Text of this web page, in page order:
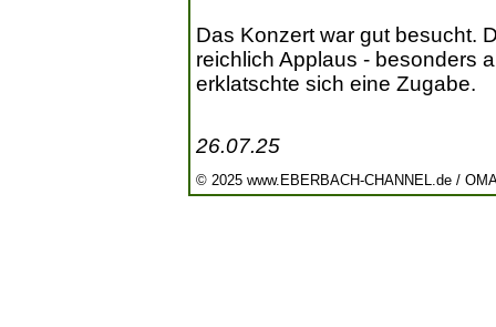
Das Konzert war gut besucht.
reichlich Applaus - besonders
erklatschte sich eine Zugabe.
26.07.25
© 2025 www.EBERBACH-CHANNEL.de /